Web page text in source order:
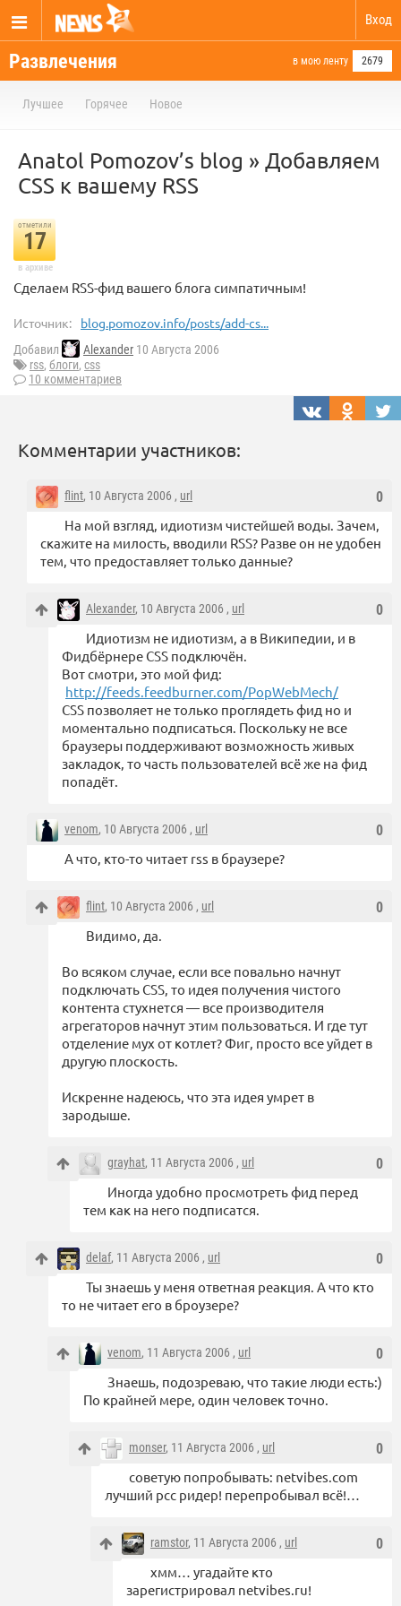
Вход
Развлечения в мою ленту 2679
Лучшее Горячее Новое
Anatol Pomozov’s blog » Добавляем
CSS к вашему RSS
отметили
17
в архиве
Сделаем RSS-фид вашего блога симпатичным!
Источник: blog.pomozov.info/posts/add-cs...
Добавил Alexander 10 Августа 2006
rss, блоги, css
10 комментариев
Комментарии участников:
0
flint, 10 Августа 2006 , url
На мой взгляд, идиотизм чистейшей воды. Зачем,
скажите на милость, вводили RSS? Разве он не удобен
тем, что предоставляет только данные?
0
Alexander, 10 Августа 2006 , url
Идиотизм не идиотизм, а в Википедии, и в
Фидбёрнере CSS подключён.
Вот смотри, это мой фид:
http://feeds.feedburner.com/PopWebMech/
CSS позволяет не только проглядеть фид но и
моментально подписаться. Поскольку не все
браузеры поддерживают возможность живых
закладок, то часть пользователей всё же на фид
попадёт.
0
venom, 10 Августа 2006 , url
А что, кто-то читает rss в браузере?
0
flint, 10 Августа 2006 , url
Видимо, да.
Во всяком случае, если все повально начнут
подключать CSS, то идея получения чистого
контента стухнется — все производителя
агрегаторов начнут этим пользоваться. И где тут
отделение мух от котлет? Фиг, просто все уйдет в
другую плоскость.
Искренне надеюсь, что эта идея умрет в
зародыше.
0
grayhat, 11 Августа 2006 , url
Иногда удобно просмотреть фид перед
тем как на него подписатся.
0
delaf, 11 Августа 2006 , url
Ты знаешь у меня ответная реакция. А что кто
то не читает его в броузере?
0
venom, 11 Августа 2006 , url
Знаешь, подозреваю, что такие люди есть:)
По крайней мере, один человек точно.
0
monser, 11 Августа 2006 , url
советую попробывать: netvibes.com
лучший рсс ридер! перепробывал всё!…
0
ramstor, 11 Августа 2006 , url
хмм… угадайте кто
зарегистрировал netvibes.ru!